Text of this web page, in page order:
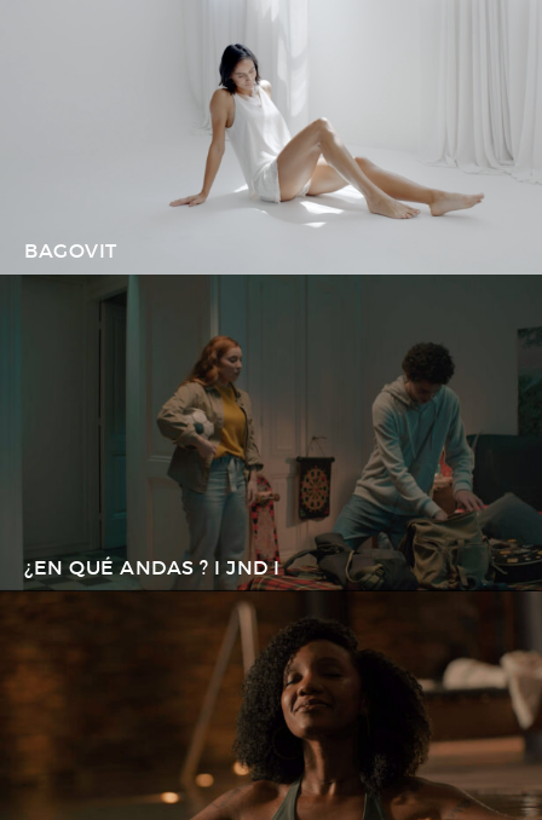
BAGOVIT
¿EN QUÉ ANDAS ? I JND I